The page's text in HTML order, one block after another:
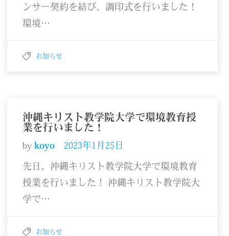
ンサー契約を結び、調印式を行いました！
環境…
お知らせ
沖縄キリスト教学院大学で環境教育授
業を行いました！
by koyo 2023年1月25日
先日、沖縄キリスト教学院大学で環境教育
授業を行いました！ 沖縄キリスト教学院大
学で…
お知らせ